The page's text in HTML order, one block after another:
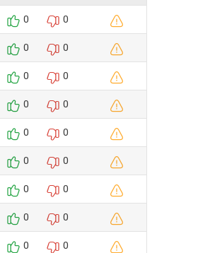
0 0
0 0
0 0
0 0
0 0
0 0
0 0
0 0
0 0